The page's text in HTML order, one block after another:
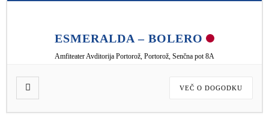
ESMERALDA – BOLERO
Amfiteater Avditorija Portorož, Portorož, Senčna pot 8A
VEČ O DOGODKU